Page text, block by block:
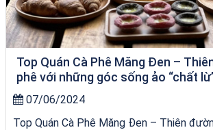
Top Quán Cà Phê Măng Đen –
phê với những góc sống ảo “chất
07/06/2024
Top Quán Cà Phê Măng Đen – Thiên